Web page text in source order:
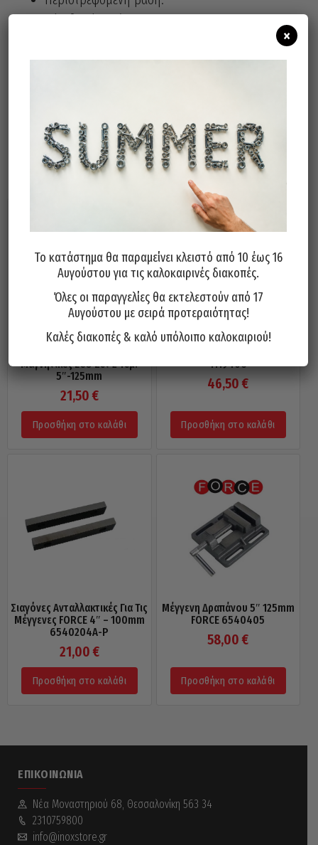
Νέα βαρέου τύπου.
κομμάτι σφυρήλατο για σταθερή ένωση
Σχετικά προϊόντα
Μαγνητικές ECO Σετ 2 Τεμ.
5″-125mm
21,50 €
Προσθήκη στο καλάθι
1119406
46,50€
Προσθήκη στο καλάθι
Σιαγόνες Ανταλλακτικές Για Τις
Μέγγενες FORCE 4″ – 100mm
6540204A-P
21,00 €
Προσθήκη στο καλάθι
Μέγγενη Δραπάνου 5″ 125mm
FORCE 6540405
58,00€
Προσθήκη στο καλάθι
ΕΠΙΚΟΙΝΩΝΊΑ
Νέα Mοναστηριού 68, Θεσσαλονίκη 563 34
2310759800
info@inoxstore.gr
Το κατάστημα θα παραμείνει κλειστό από 10 έως 16
Αυγούστου για τις καλοκαιρινές διακοπές.
Όλες οι παραγγελίες θα εκτελεστούν από 17
Αυγούστου με σειρά προτεραιότητας!
Καλές διακοπές & καλό υπόλοιπο καλοκαιριού!
×